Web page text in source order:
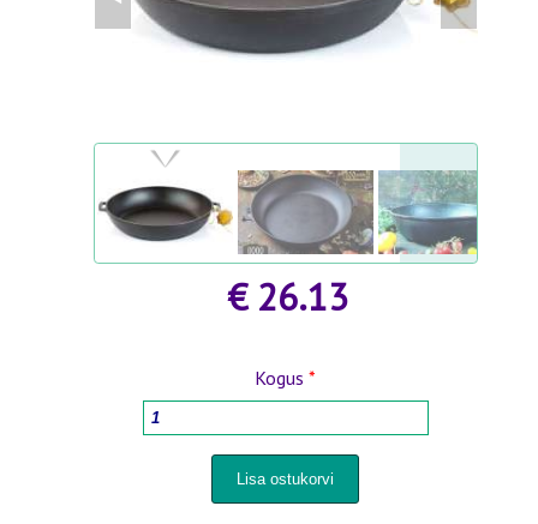
PEENRAÄÄRISED JA AIARAJAD
KEEVITUSSEADMED JA TARVIKUD
ISTUTUS - ÜMBERISTUTUSPOTID
€ 26.13
Kogus*